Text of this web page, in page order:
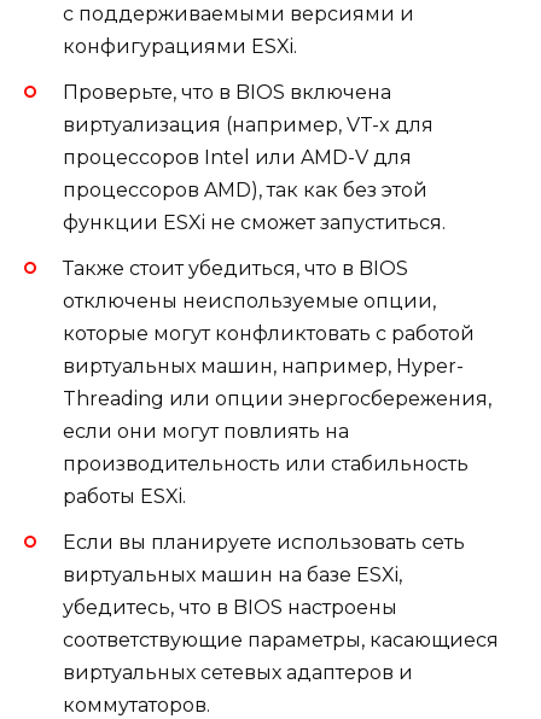
с поддерживаемыми версиями и
конфигурациями ESXi.
Проверьте, что в BIOS включена
виртуализация (например, VT-x для
процессоров Intel или AMD-V для
процессоров AMD), так как без этой
функции ESXi не сможет запуститься.
Также стоит убедиться, что в BIOS
отключены неиспользуемые опции,
которые могут конфликтовать с работой
виртуальных машин, например, Hyper-
Threading или опции энергосбережения,
если они могут повлиять на
производительность или стабильность
работы ESXi.
Если вы планируете использовать сеть
виртуальных машин на базе ESXi,
убедитесь, что в BIOS настроены
соответствующие параметры, касающиеся
виртуальных сетевых адаптеров и
коммутаторов.